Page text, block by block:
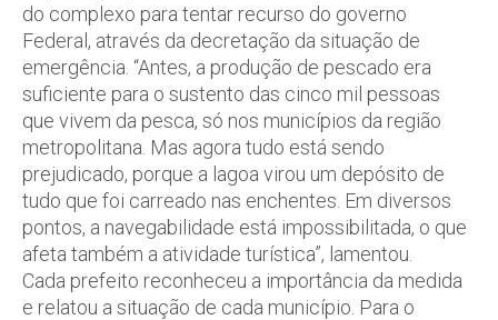
do complexo para tentar recurso do governo
Federal, através da decretação da situação de
emergência. “Antes, a produção de pescado era
suficiente para o sustento das cinco mil pessoas
que vivem da pesca, só nos municípios da região
metropolitana. Mas agora tudo está sendo
prejudicado, porque a lagoa virou um depósito de
tudo que foi carreado nas enchentes. Em diversos
pontos, a navegabilidade está impossibilitada, o que
afeta também a atividade turística”, lamentou.
Cada prefeito reconheceu a importância da medida
e relatou a situação de cada município. Para o